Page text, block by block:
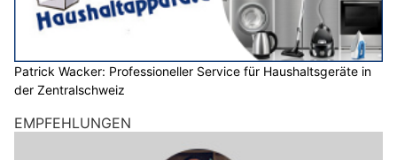
Patrick Wacker: Professioneller Service für Haushaltsgeräte in
der Zentralschweiz
EMPFEHLUNGEN